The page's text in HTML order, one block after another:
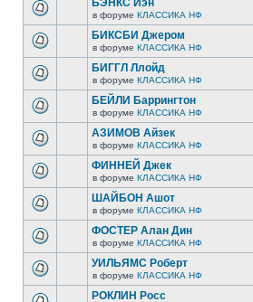
БЭНКС Йэн
в форуме КЛАССИКА НФ
БИКСБИ Джером
в форуме КЛАССИКА НФ
БИГГЛ Ллойд
в форуме КЛАССИКА НФ
БЕЙЛИ Баррингтон
в форуме КЛАССИКА НФ
АЗИМОВ Айзек
в форуме КЛАССИКА НФ
ФИННЕЙ Джек
в форуме КЛАССИКА НФ
ШАЙБОН Ашот
в форуме КЛАССИКА НФ
ФОСТЕР Алан Дин
в форуме КЛАССИКА НФ
УИЛЬЯМС Роберт
в форуме КЛАССИКА НФ
РОКЛИН Росс